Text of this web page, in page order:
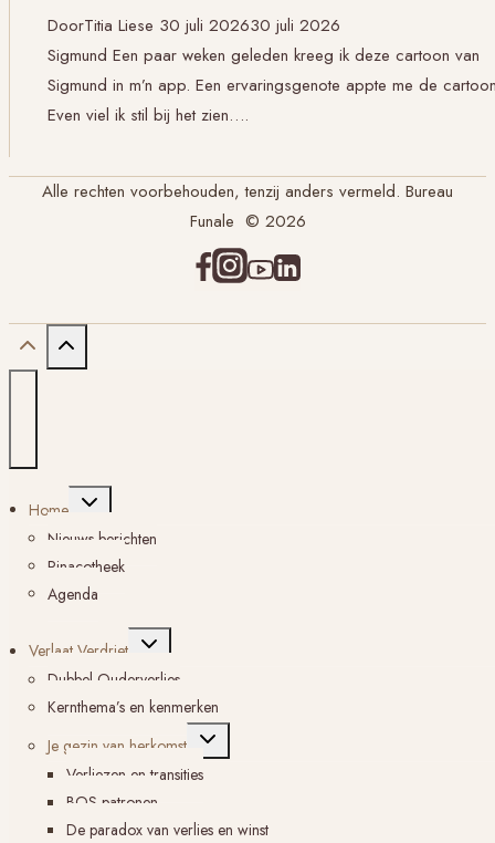
DoorTitia Liese 30 juli 202630 juli 2026
Sigmund Een paar weken geleden kreeg ik deze cartoon van
Sigmund in m’n app. Een ervaringsgenote appte me de
Even viel ik stil bij het zien….
Alle rechten voorbehouden, tenzij anders vermeld. Bureau
Funale © 2026
Home
Toggle
submenu
Nieuws berichten
Pinacotheek
Agenda
Verlaat Verdriet
Toggle
submenu
Dubbel Ouderverlies
Kernthema’s en kenmerken
Je gezin van herkomst
Toggle
submenu
Verliezen en transities
BOS-patronen
De paradox van verlies en winst